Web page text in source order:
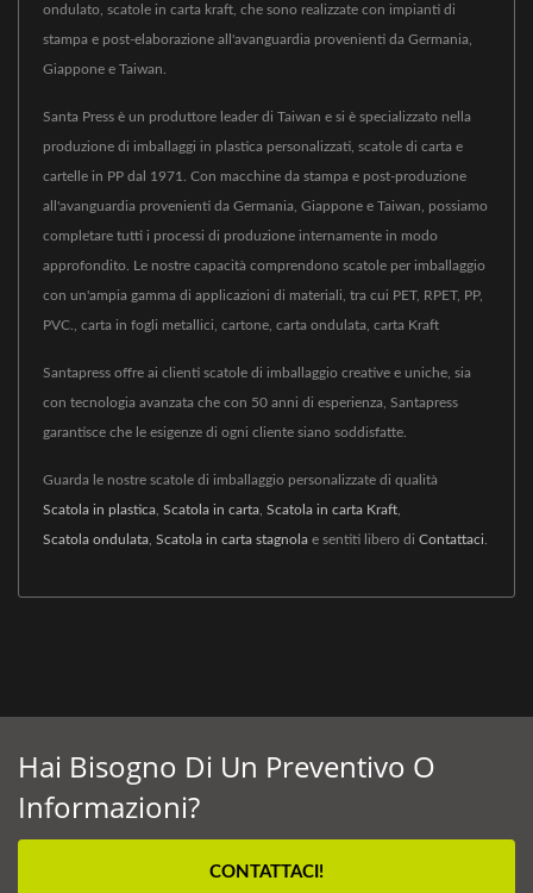
ondulato, scatole in carta kraft, che sono realizzate con impianti di
stampa e post-elaborazione all'avanguardia provenienti da Germania,
Giappone e Taiwan.
Santa Press è un produttore leader di Taiwan e si è specializzato nella
produzione di imballaggi in plastica personalizzati, scatole di carta e
cartelle in PP dal 1971. Con macchine da stampa e post-produzione
all'avanguardia provenienti da Germania, Giappone e Taiwan, possiamo
completare tutti i processi di produzione internamente in modo
approfondito. Le nostre capacità comprendono scatole per imballaggio
con un'ampia gamma di applicazioni di materiali, tra cui PET, RPET, PP,
PVC., carta in fogli metallici, cartone, carta ondulata, carta Kraft
Santapress offre ai clienti scatole di imballaggio creative e uniche, sia
con tecnologia avanzata che con 50 anni di esperienza, Santapress
garantisce che le esigenze di ogni cliente siano soddisfatte.
Guarda le nostre scatole di imballaggio personalizzate di qualità
Scatola in plastica Scatola in carta Scatola in carta Kraft
Scatola ondulata Scatola in carta stagnola e sentiti libero di Contattaci
Hai Bisogno Di Un Preventivo O
Informazioni?
CONTATTACI!